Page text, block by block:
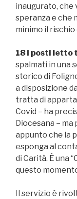
inaugurato, che
speranza e che
minimo il
18 i posti letto
spalmati in una
storico di
a disposizione
tratta di
Covid – ha
Diocesana –
appunto che la
esponga al
di Carità. È una
questo
Il servizio è